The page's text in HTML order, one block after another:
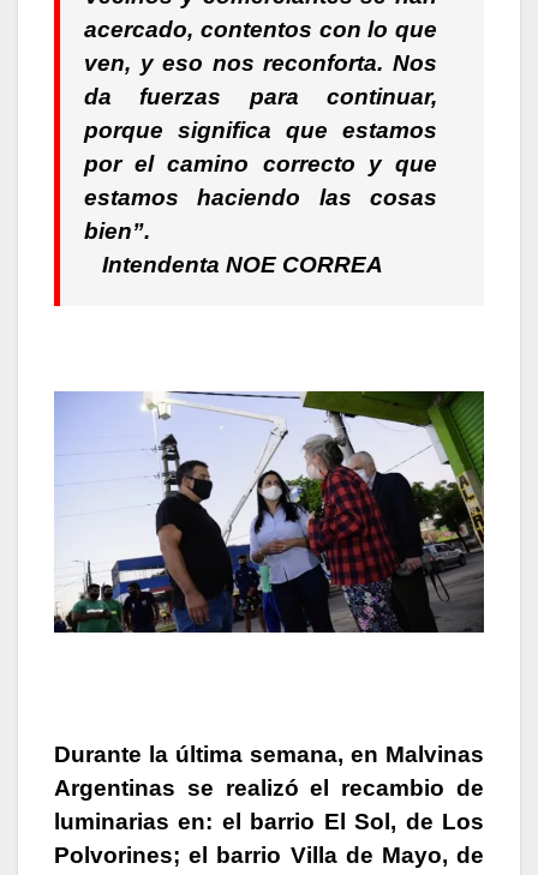
acercado, contentos con lo que
ven, y eso nos reconforta. Nos
da fuerzas para continuar,
porque significa que estamos
por el camino correcto y que
estamos haciendo las cosas
bien”.
Intendenta NOE CORREA
Durante la última semana, en Malvinas
Argentinas se realizó el recambio de
luminarias en: el barrio El Sol, de Los
Polvorines; el barrio Villa de Mayo, de